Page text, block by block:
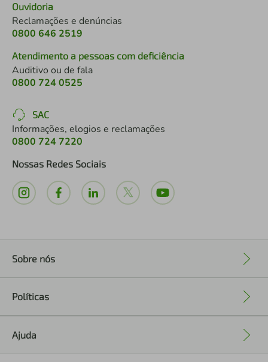
Ouvidoria
Reclamações e denúncias
0800 646 2519
Atendimento a pessoas com deficiência
Auditivo ou de fala
0800 724 0525
SAC
Informações, elogios e reclamações
0800 724 7220
Nossas Redes Sociais
Sobre nós
Políticas
Ajuda